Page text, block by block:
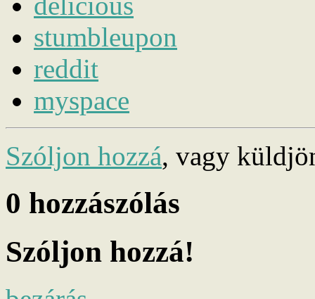
stumbleupon
reddit
myspace
Szóljon hozzá, vagy
0 hozzászólás
Szóljon hozzá!